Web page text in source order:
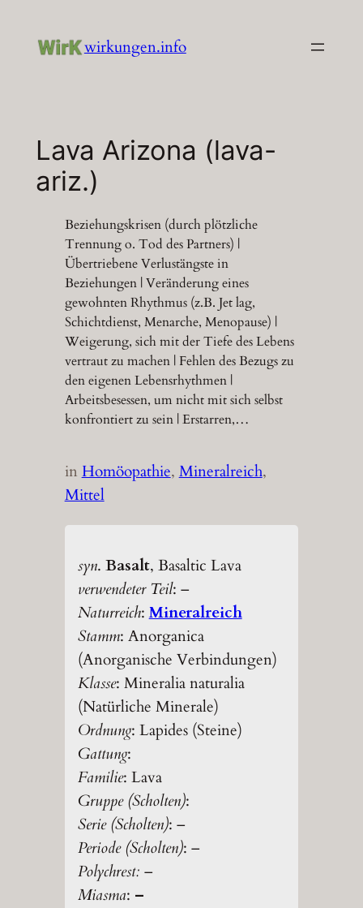
Inhalt
wirkungen.info
Lava Arizona (lava-
ariz.)
Beziehungskrisen (durch plötzliche
Trennung o. Tod des Partners) |
Übertriebene Verlustängste in
Beziehungen | Veränderung eines
gewohnten Rhythmus (z.B. Jet lag,
Schichtdienst, Menarche, Menopause) |
Weigerung, sich mit der Tiefe des Lebens
vertraut zu machen | Fehlen des Bezugs zu
den eigenen Lebensrhythmen |
Arbeitsbesessen, um nicht mit sich selbst
konfrontiert zu sein | Erstarren,…
inHomöopathie, Mineralreich
Mittel
syn. Basalt, Basaltic Lava
verwendeter Teil: –
Naturreich:Mineralreich
Stamm: Anorganica
(Anorganische Verbindungen)
Klasse: Mineralia naturalia
(Natürliche Minerale)
Ordnung: Lapides (Steine)
Gattung:
Familie: Lava
Gruppe (Scholten):
Serie (Scholten): –
Periode (Scholten): –
Polychrest: –
Miasma: –